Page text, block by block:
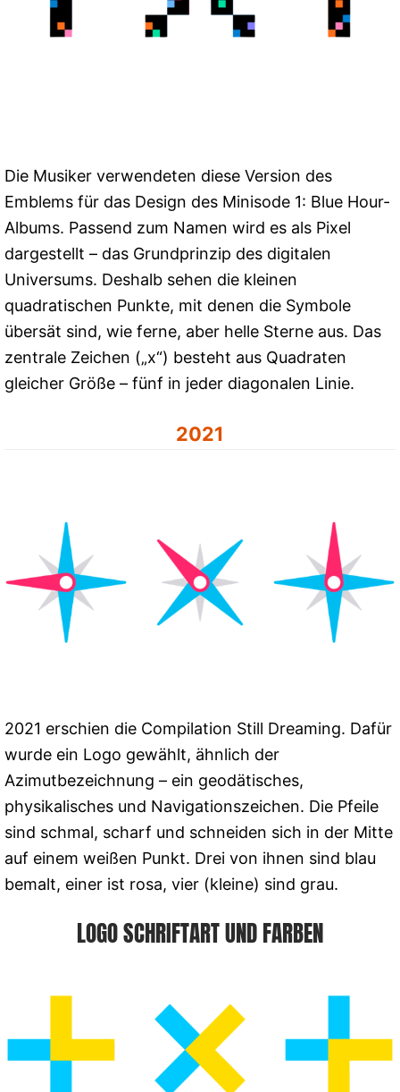
Die Musiker verwendeten diese Version des
Emblems für das Design des Minisode 1: Blue Hour-
Albums. Passend zum Namen wird es als Pixel
dargestellt – das Grundprinzip des digitalen
Universums. Deshalb sehen die kleinen
quadratischen Punkte, mit denen die Symbole
übersät sind, wie ferne, aber helle Sterne aus. Das
zentrale Zeichen („x“) besteht aus Quadraten
gleicher Größe – fünf in jeder diagonalen Linie.
2021
2021 erschien die Compilation Still Dreaming. Dafür
wurde ein Logo gewählt, ähnlich der
Azimutbezeichnung – ein geodätisches,
physikalisches und Navigationszeichen. Die Pfeile
sind schmal, scharf und schneiden sich in der Mitte
auf einem weißen Punkt. Drei von ihnen sind blau
bemalt, einer ist rosa, vier (kleine) sind grau.
LOGO SCHRIFTART UND FARBEN